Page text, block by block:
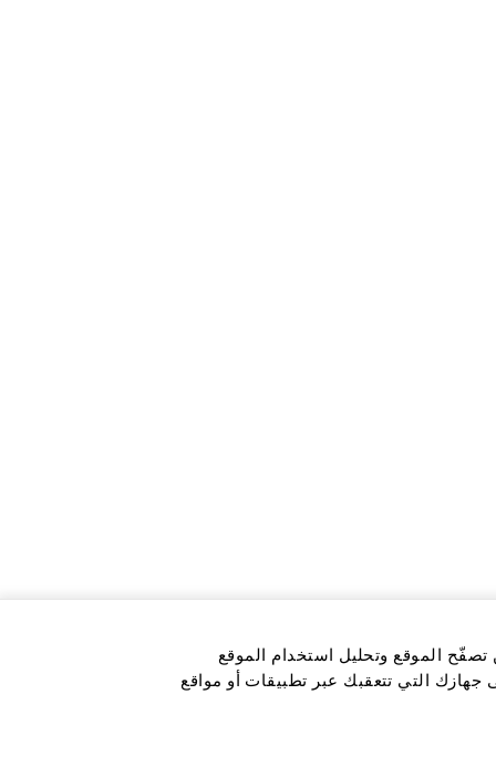
الموقع وتحليل استخدام الموقع
جهازك التي تتعقبك عبر تطبيقات أو مواقع